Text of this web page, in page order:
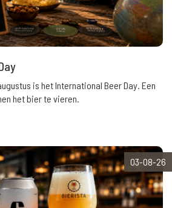
is het International Beer Day. Een
het bier te vieren.
03-08-26